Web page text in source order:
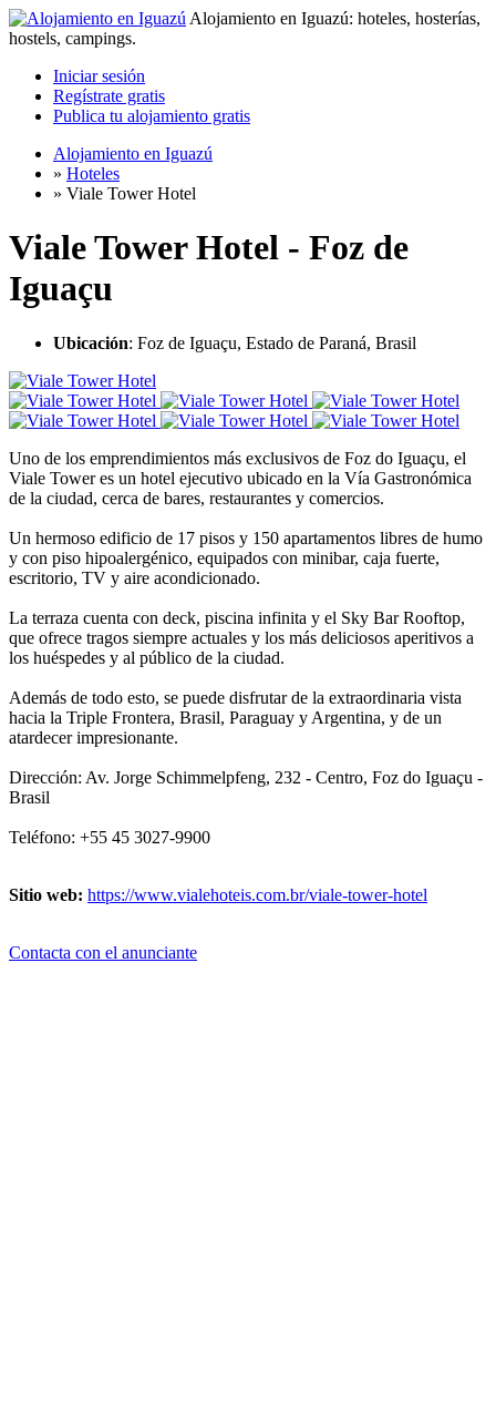
Alojamiento en Iguazú: hoteles, hosterías,
hostels, campings.
Iniciar sesión
Regístrate gratis
Publica tu alojamiento gratis
Alojamiento en Iguazú
» Hoteles
» Viale Tower Hotel
Viale Tower Hotel - Foz de
Iguaçu
Ubicación: Foz de Iguaçu, Estado de Paraná, Brasil
Uno de los emprendimientos más exclusivos de Foz do Iguaçu, el
Viale Tower es un hotel ejecutivo ubicado en la Vía Gastronómica
de la ciudad, cerca de bares, restaurantes y comercios.
Un hermoso edificio de 17 pisos y 150 apartamentos libres de humo
y con piso hipoalergénico, equipados con minibar, caja fuerte,
escritorio, TV y aire acondicionado.
La terraza cuenta con deck, piscina infinita y el Sky Bar Rooftop,
que ofrece tragos siempre actuales y los más deliciosos aperitivos a
los huéspedes y al público de la ciudad.
Además de todo esto, se puede disfrutar de la extraordinaria vista
hacia la Triple Frontera, Brasil, Paraguay y Argentina, y de un
atardecer impresionante.
Dirección: Av. Jorge Schimmelpfeng, 232 - Centro, Foz do Iguaçu -
Brasil
Teléfono: +55 45 3027-9900
Sitio web: https://www.vialehoteis.com.br/viale-tower-hotel
Contacta con el anunciante